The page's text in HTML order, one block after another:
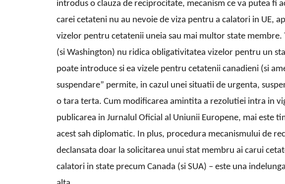
introdus o clauza de reciprocitate, mecanism ce va putea fi
carei cetateni nu au nevoie de viza pentru a calatori in UE,
vizelor pentru cetatenii uneia sau mai multor state membre.
(si Washington) nu ridica obligativitatea vizelor pentru un
poate introduce si ea vizele pentru cetatenii canadieni (si
suspendare” permite, in cazul unei situatii de urgenta,
o tara terta. Cum modificarea amintita a rezolutiei intra in
publicarea in Jurnalul Oficial al Uniunii Europene, mai este
acest sah diplomatic. In plus, procedura mecanismului de
declansata doar la solicitarea unui stat membru ai carui
calatori in state precum Canada (si SUA) – este una